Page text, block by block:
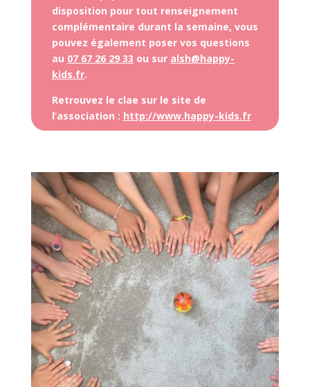
disposition pour tout renseignement
complémentaire durant la semaine, vous
pouvez également poser vos questions
au 07 67 26 29 33 ou sur alsh@happy-
kids.fr.
Retrouvez le clae sur le site de
l’association : http://www.happy-kids.fr